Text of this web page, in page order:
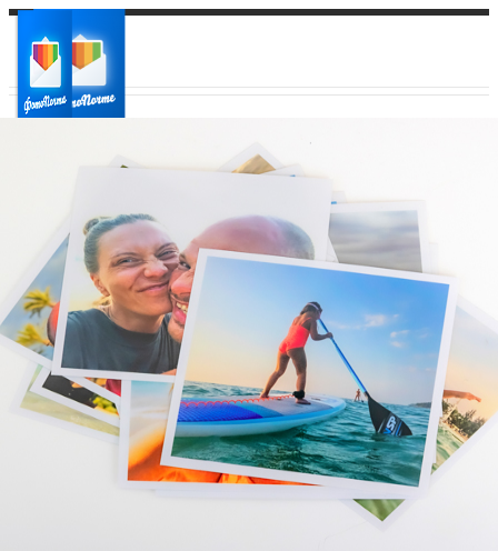
Ваш регион доставки
Выберите из списка: